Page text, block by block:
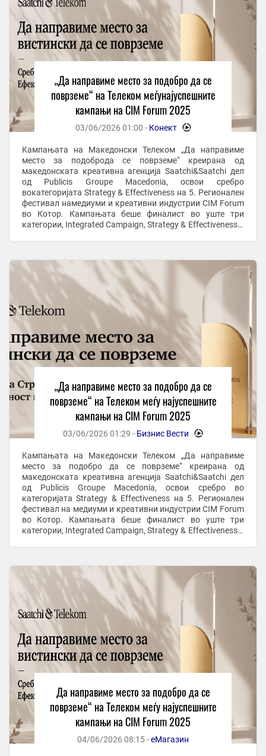
„Да направиме место за подобро да се
поврземе“ на Телеком меѓунајуспешните
кампањи на CIM Forum 2025
03/06/2026 01:00 - Конект -
Kампањата на Македонски Телеком „Да направиме
место за подоброда се поврземе“ креирана од
македонската креативна агенција Saatchi&Saatchi дел
од Publicis Groupe Macedonia, освои сребро
вокатегоријата Strategy & Effectiveness на 5. Регионален
фестивал намедиуми и креативни индустрии CIM Forum
во Котор. Кампањата беше финалист во уште три
категории, Integrated Campaign, Strategy & Effectiveness и
„Да направиме место за подобро да се
поврземе“ на Телеком меѓу најуспешните
кампањи на CIM Forum 2025
03/06/2026 01:29 - Бизнис Вести -
Kампањата на Македонски Телеком „Да направиме
место за подобро да се поврземе“ креирана од
македонската креативна агенција Saatchi&Saatchi дел
од Publicis Groupe Macedonia, освои сребро во
категоријата Strategy & Effectiveness на 5. Регионален
фестивал на медиуми и креативни индустрии CIM Forum
во Котор. Кампањата беше финалист во уште три
категории, Integrated Campaign, Strategy & Effectiveness и
Да направиме место за подобро да се
поврземе“ на Телеком меѓу најуспешните
кампањи на CIM Forum 2025
04/06/2026 08:15 -еМагазин